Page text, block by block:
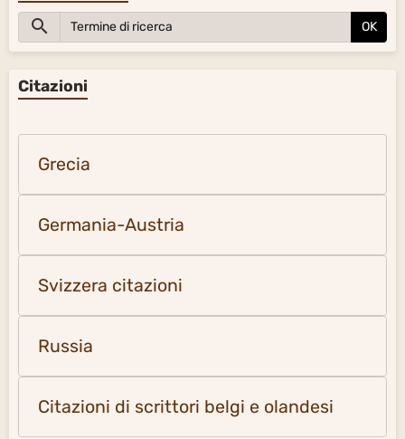
OK
Citazioni
Grecia
Germania-Austria
Svizzera citazioni
Russia
Citazioni di scrittori belgi e olandesi